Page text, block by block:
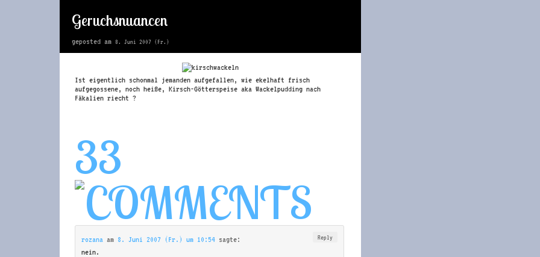
Geruchsnuancen
geposted am 8. Juni 2007 (Fr.)
Ist eigentlich schonmal jemanden aufgefallen, wie ekelhaft frisch
aufgegossene, noch heiße, Kirsch-Götterspeise aka Wackelpudding nach
Fäkalien riecht ?
33
rozana am 8. Juni 2007 (Fr.) um 10:54 sagte: Reply
nein.